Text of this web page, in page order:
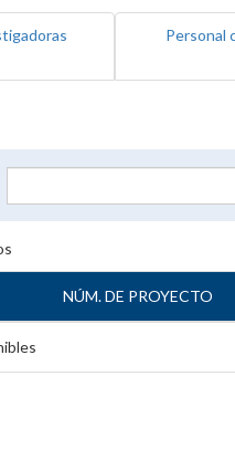
Personal
NÚM. DE PROYECTO